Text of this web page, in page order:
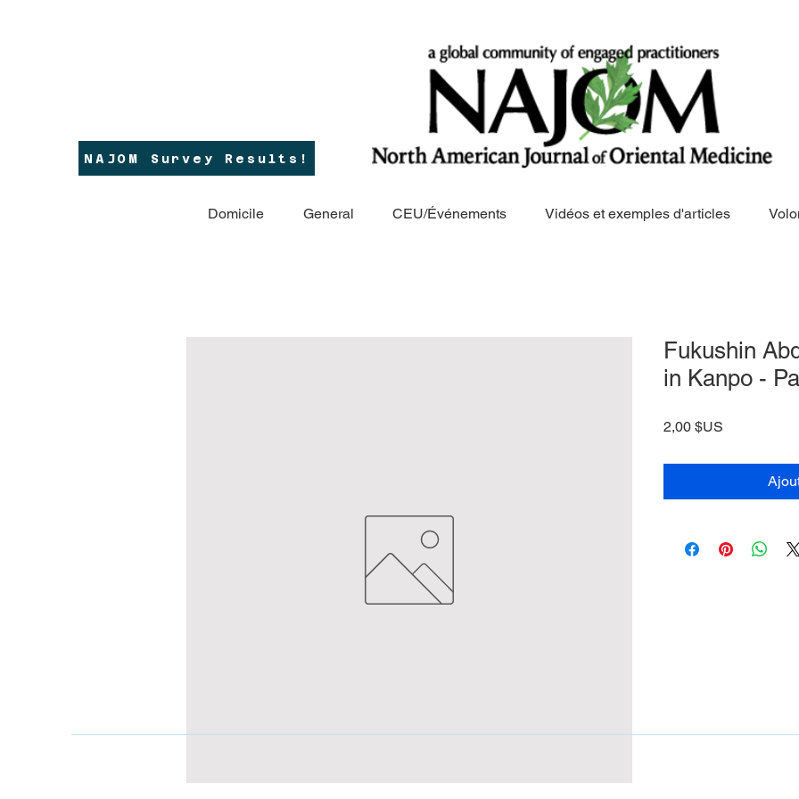
NAJOM Survey Results!
Domicile General CEU/Événements Vidéos et exemples d'articles
Fukushin
in Kanpo -
2,00 $US